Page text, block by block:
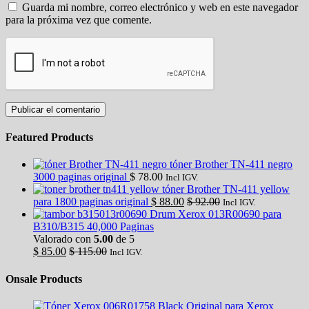
Guarda mi nombre, correo electrónico y web en este navegador
para la próxima vez que comente.
Featured Products
tóner Brother TN-411 negro
3000 paginas original $ 78.00 Incl IGV.
tóner Brother TN-411 yellow
para 1800 paginas original $ 88.00 $92.00 Incl IGV.
Drum Xerox 013R00690 para
B310/B315 40,000 Paginas
Valorado con 5.00 de 5
$ 85.00 $115.00 Incl IGV.
Onsale Products